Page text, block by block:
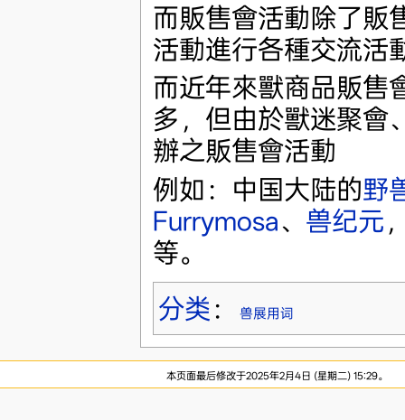
而販售會活動除了販
活動進行各種交流活
而近年來獸商品販售
多，但由於獸迷聚會
辦之販售會活動
例如：中国大陆的野
Furrymosa、 兽纪元
等。
分类 ： 兽展用词
本页面最后修改于2025年2月4日 (星期二) 15:29。